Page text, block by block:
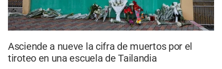
Asciende a nueve la cifra de muertos por el
tiroteo en una escuela de Tailandia